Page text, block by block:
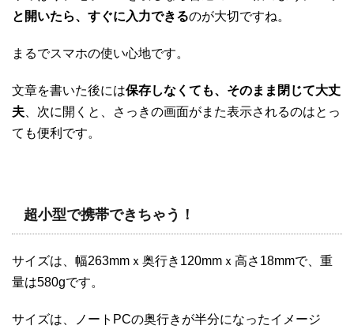
と開いたら、すぐに入力できるのが大切ですね。
まるでスマホの使い心地です。
文章を書いた後には保存しなくても、そのまま閉じて大丈
夫 、次に開くと、さっきの画面がまた表示されるのはとっ
ても便利です。
超小型で携帯できちゃう！
サイズは、幅263mmｘ奥行き120mmｘ高さ18mmで、重
量は580gです。
サイズは、ノートPCの奥行きが半分になったイメージ